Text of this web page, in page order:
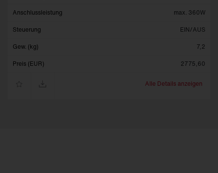
Anschluss­leistung max. 360W
Steuerung EIN/AUS
Gew. (kg) 7,2
Preis (EUR) 2775,60
Alle Details anzeigen